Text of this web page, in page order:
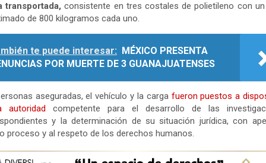
transportada, consistente en tres costales de polietileno con
de 800 kilogramos cada uno.
te puede interesar:
MÉXICO PRESENTA
POR MUERTE DE 3 GUANAJUATENSES
aseguradas, el vehículo y la carga fueron puestos a
autoridad competente para el desarrollo de las
y la determinación de su situación jurídica, con
proceso y al respeto de los derechos humanos.